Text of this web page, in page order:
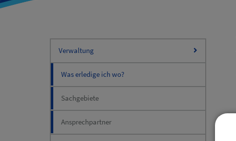
Verwaltung
Was erledige ich wo?
Sachgebiete
Ansprechpartner